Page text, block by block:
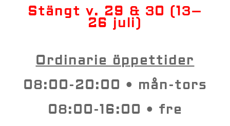
Stängt v. 29 & 30 (13–
26 juli)
Ordinarie öppettider
08:00-20:00 • mån-tors
08:00-16:00 • fre